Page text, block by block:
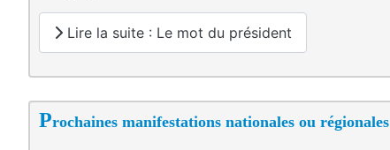
Lire la suite : Le mot du président
Prochaines manifestations nationales ou régionales